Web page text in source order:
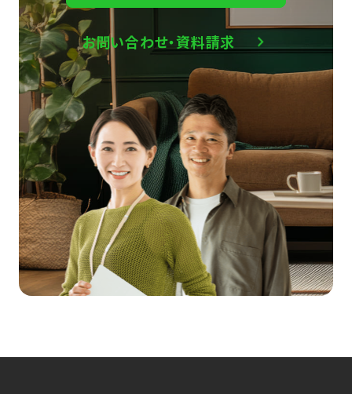
お問い合わせ・資料請求